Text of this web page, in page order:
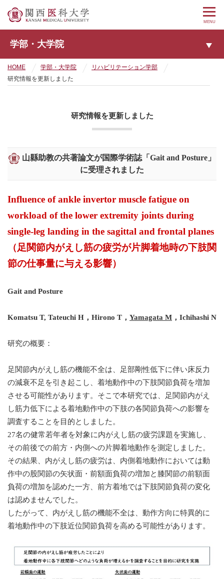
MENU
学部・大学院
HOME 学部・大学院
リハビリテーション学部
研究情報を更新しました
研究情報を更新しました
山縣助教の共著論文が国際学術誌「Gait and Posture」
に受理されました
Influence of ankle invertor muscle fatigue on
workload of the lower extremity joints during
single-leg landing in the sagittal and frontal planes
（足関節内がえし筋の疲労が片脚着地時の下肢関
節の仕事量に与える影響）
Gait and Posture
Komatsu T, Tateuchi H，Hirono T， Yamagata M ，Ichihashi N
研究の概要：
足関節内がえし筋の機能不全は、足部剛性低下に伴い床反力
の減衰不足を引き起こし、着地動作中の下肢関節負荷を増加
させる可能性があります。そこで本研究では、足関節内がえ
し筋力低下による着地動作中の下肢の各関節負荷への影響を
調査することを目的としました。
27名の健常若年者を対象に内がえし筋の疲労課題を実施し、
その前後での前方・内側への片脚着地動作を測定しました。
その結果、内がえし筋の疲労は、内側着地動作においては動
作中の股関節の矢状面・前額面負荷の増加と膝関節の前額面
負荷の増加を認めた一方、前方着地では下肢関節負荷の変化
は認めませんでした。
したがって、内がえし筋の機能不全は、動作方向に特異的に
着地動作中の下肢近位関節負荷を高める可能性があります。